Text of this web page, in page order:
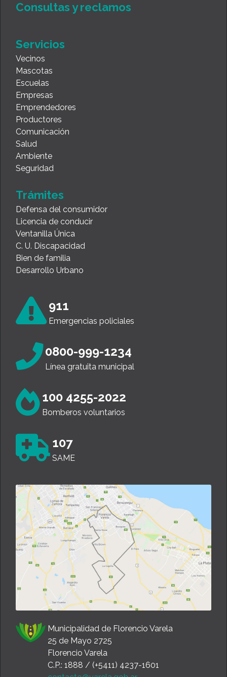
Consultas y reclamos
Servicios
Vecinos
Mascotas
Escuelas
Empresas
Emprendedores
Productores
Comunicación
Salud
Ambiente
Seguridad
Trámites
Defensa del consumidor
Licencia de conducir
Ventanilla Única
C. U. Discapacidad
Bien de familia
Desarrollo Urbano
911
Emergencias policiales
0800-999-1234
Línea gratuita municipal
100 4255-2022
Bomberos voluntarios
107
SAME
Municipalidad de Florencio Varela
25 de Mayo 2725
Florencio Varela
C.P.: 1888 / (+5411) 4237-1601